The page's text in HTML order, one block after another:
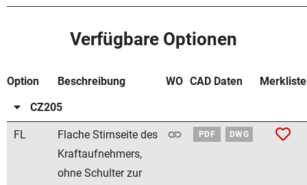
Verfügbare Optionen
Option Beschreibung WO CAD Daten
Merkliste
CZ205
FL
Flache Stirnseite des
Kraftaufnehmers,
ohne Schulter zur
PDF DWG